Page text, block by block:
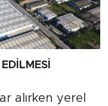
alırken yerel